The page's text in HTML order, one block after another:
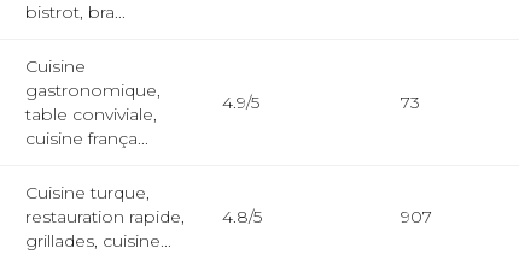
bistrot, bra...
Cuisine
gastronomique,
table conviviale,
cuisine frança...
4.9/5 73
Cuisine turque,
restauration rapide,
grillades, cuisine...
4.8/5 907